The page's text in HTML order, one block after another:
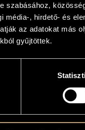
szabásához,
, hirdető- és
az adatokat más
gyűjtöttek.